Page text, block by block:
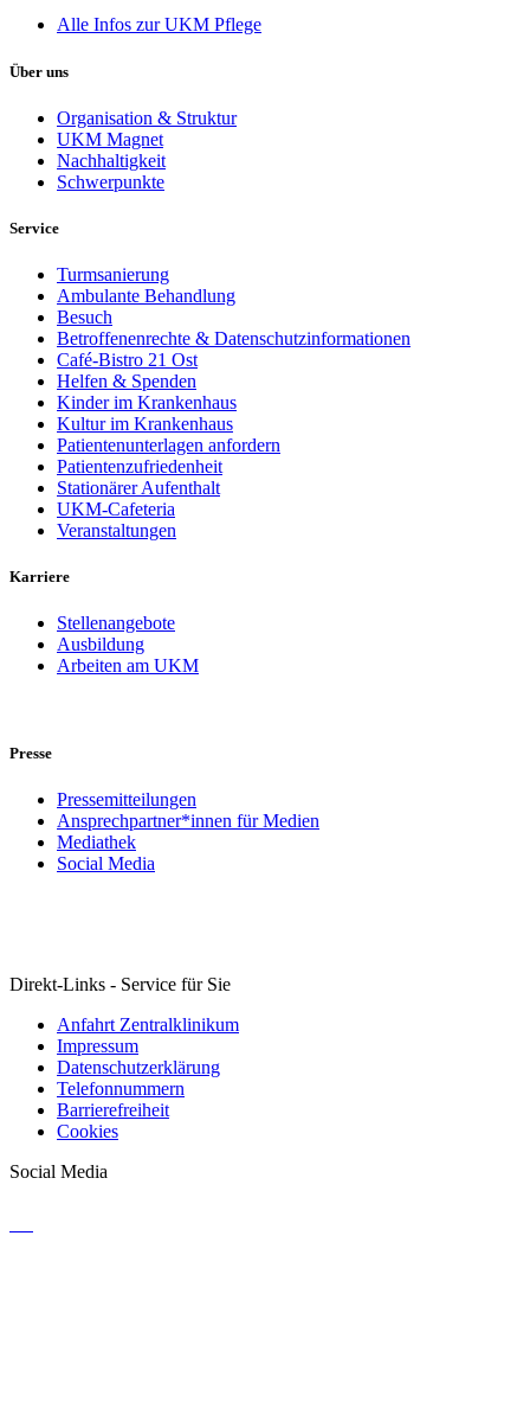
Alle Infos zur UKM Pflege
Über uns
Organisation & Struktur
UKM Magnet
Nachhaltigkeit
Schwerpunkte
Service
Turmsanierung
Ambulante Behandlung
Besuch
Betroffenenrechte & Datenschutzinformationen
Café-Bistro 21 Ost
Helfen & Spenden
Kinder im Krankenhaus
Kultur im Krankenhaus
Patientenunterlagen anfordern
Patientenzufriedenheit
Stationärer Aufenthalt
UKM-Cafeteria
Veranstaltungen
Karriere
Stellenangebote
Ausbildung
Arbeiten am UKM
Presse
Pressemitteilungen
Ansprechpartner*innen für Medien
Mediathek
Social Media
Direkt-Links - Service für Sie
Anfahrt Zentralklinikum
Impressum
Datenschutzerklärung
Telefonnummern
Barrierefreiheit
Cookies
Social Media